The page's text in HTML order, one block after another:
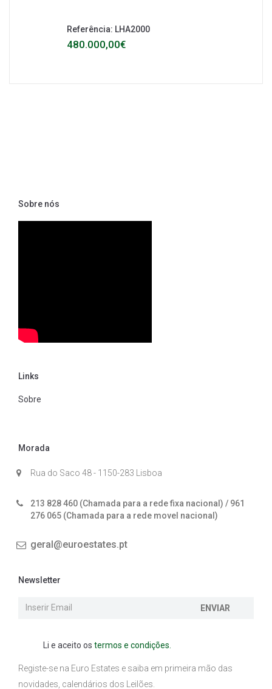
Referência: LHA2000
480.000,00€
Sobre nós
Links
Sobre
Morada
Rua do Saco 48 - 1150-283 Lisboa
213 828 460 (Chamada para a rede fixa nacional) / 961
276 065 (Chamada para a rede movel nacional)
geral@euroestates.pt
Newsletter
ENVIAR
Li e aceito os termos e condições.
Registe-se na Euro Estates e saiba em primeira mão das
novidades, calendários dos Leilões.